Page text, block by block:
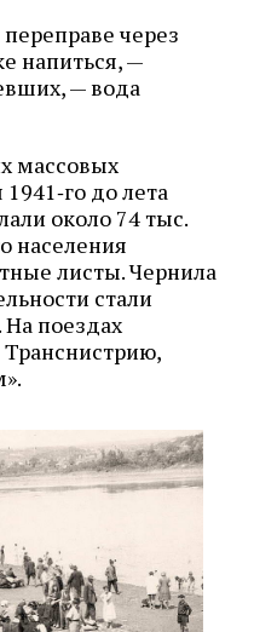
через
напиться, —
— вода
массовых
до лета
около 74 тыс.
населения
листы. Чернила
стали
поездах